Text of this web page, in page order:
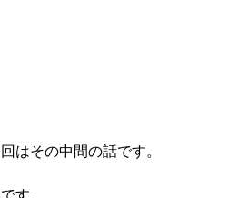
はその中間の話です。
す。